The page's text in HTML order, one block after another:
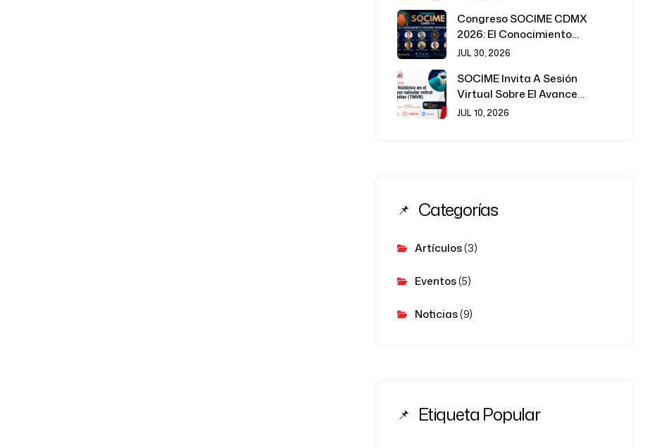
Congreso SOCIME CDMX
2026: El Conocimiento
Cruzará Fronteras En La
JUL 30, 2026
SOCIME Invita A Sesión
Virtual Sobre El Avance
Histórico En Reemplazo
JUL 10, 2026
Categorías
Artículos(3)
Eventos(5)
Noticias(9)
Etiqueta Popular